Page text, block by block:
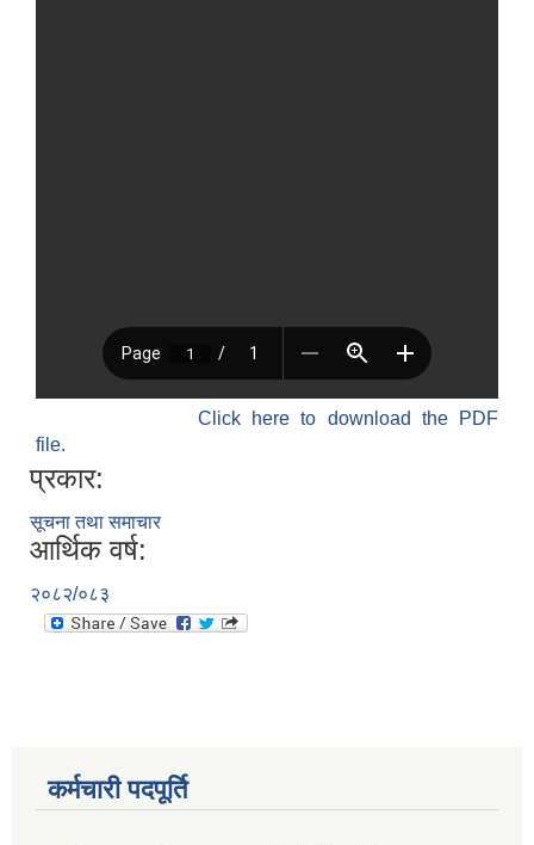
Click here to download the PDF
file.
प्रकार:
सूचना तथा समाचार
आर्थिक वर्ष:
२०८२/०८३
कर्मचारी पदपूर्ति